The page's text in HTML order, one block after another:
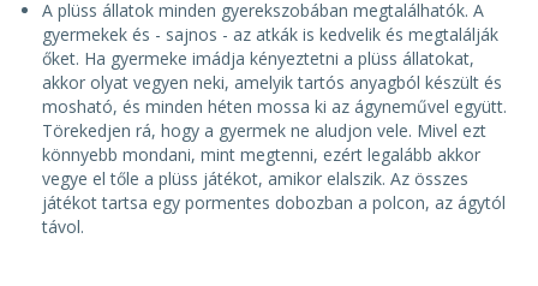
A plüss állatok minden gyerekszobában megtalálhatók. A
gyermekek és - sajnos - az atkák is kedvelik és megtalálják
őket. Ha gyermeke imádja kényeztetni a plüss állatokat,
akkor olyat vegyen neki, amelyik tartós anyagból készült és
mosható, és minden héten mossa ki az ágyneművel együtt.
Törekedjen rá, hogy a gyermek ne aludjon vele. Mivel ezt
könnyebb mondani, mint megtenni, ezért legalább akkor
vegye el tőle a plüss játékot, amikor elalszik. Az összes
játékot tartsa egy pormentes dobozban a polcon, az ágytól
távol.